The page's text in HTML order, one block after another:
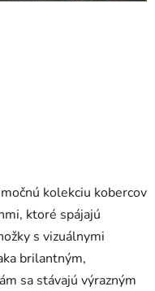
kolekciu kobercov
ktoré spájajú
s vizuálnymi
brilantným,
sa stávajú výrazným